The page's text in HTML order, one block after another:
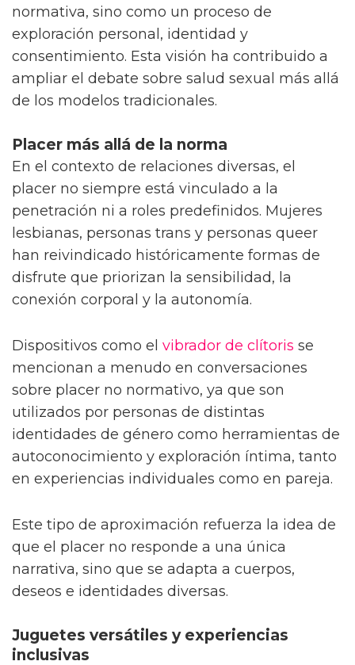
normativa, sino como un proceso de
exploración personal, identidad y
consentimiento. Esta visión ha contribuido a
ampliar el debate sobre salud sexual más allá
de los modelos tradicionales.
Placer más allá de la norma
En el contexto de relaciones diversas, el
placer no siempre está vinculado a la
penetración ni a roles predefinidos. Mujeres
lesbianas, personas trans y personas queer
han reivindicado históricamente formas de
disfrute que priorizan la sensibilidad, la
conexión corporal y la autonomía.
Dispositivos como el vibrador de clítoris se
mencionan a menudo en conversaciones
sobre placer no normativo, ya que son
utilizados por personas de distintas
identidades de género como herramientas de
autoconocimiento y exploración íntima, tanto
en experiencias individuales como en pareja.
Este tipo de aproximación refuerza la idea de
que el placer no responde a una única
narrativa, sino que se adapta a cuerpos,
deseos e identidades diversas.
Juguetes versátiles y experiencias
inclusivas